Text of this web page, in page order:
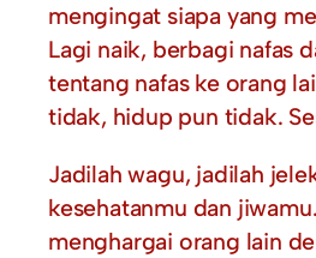
mengingat siapa yang
Lagi naik, berbagi nafas
tentang nafas ke orang
tidak, hidup pun tidak.
Jadilah wagu, jadilah
kesehatanmu dan
menghargai orang lain